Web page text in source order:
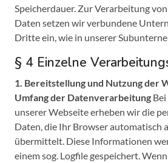
Speicherdauer. Zur Verarbeitung
Daten setzen wir verbundene
Dritte ein, wie in unserer
§ 4 Einzelne
1. Bereitstellung und Nutzung der
Umfang der Datenverarbeitung
unserer Webseite erheben wir die
Daten, die Ihr Browser automatisch
übermittelt. Diese Informationen
einem sog. Logfile gespeichert.